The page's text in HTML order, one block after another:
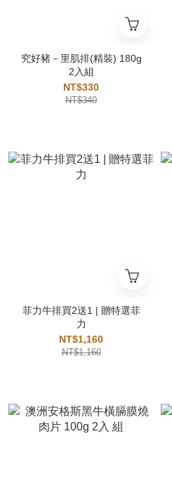
究好豬－里肌排(精裝) 180g
2入組
NT$330
NT$340
菲力牛排買2送1 | 贈特選菲
力
NT$1,160
NT$1,160